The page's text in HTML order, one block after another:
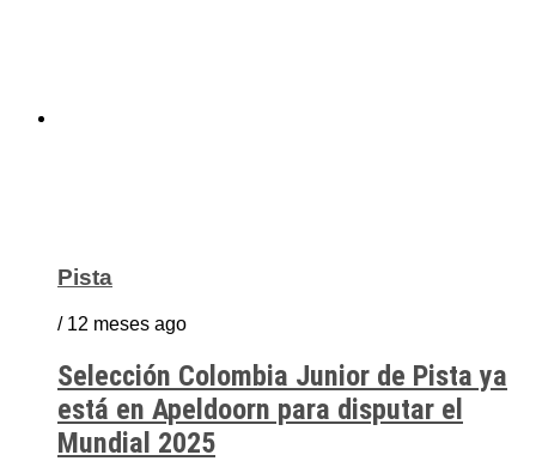
Pista
/ 12 meses ago
Selección Colombia Junior de Pista ya
está en Apeldoorn para disputar el
Mundial 2025